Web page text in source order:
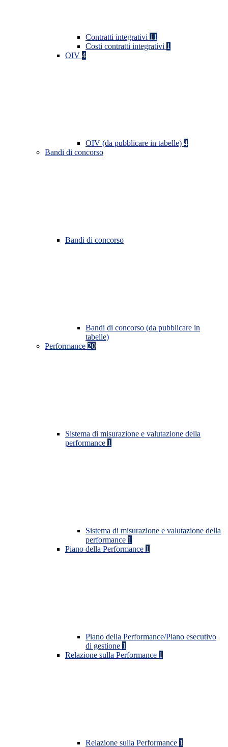
Contratti integrativi 11
Costi contratti integrativi 1
OIV 4
OIV (da pubblicare in tabelle) 4
Bandi di concorso
Bandi di concorso
Bandi di concorso (da pubblicare in
tabelle)
Performance 20
Sistema di misurazione e valutazione della
performance 1
Sistema di misurazione e valutazione della
performance 1
Piano della Performance 1
Piano della Performance/Piano esecutivo
di gestione 1
Relazione sulla Performance 1
Relazione sulla Performance 1